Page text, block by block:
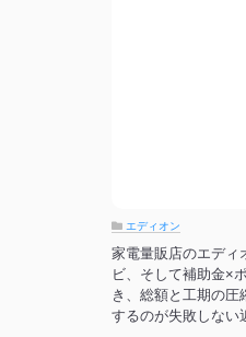
エディオン
家電量販店のエディ
ビ、そして補助金×
き、総額と工期の
するのが失敗しない